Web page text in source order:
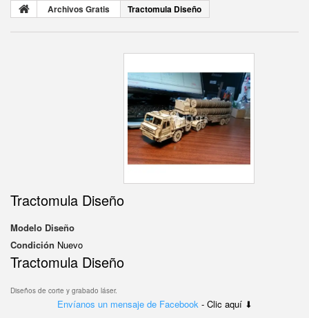
Archivos Gratis Tractomula Diseño
Tractomula Diseño
Modelo Diseño
Condición Nuevo
Tractomula Diseño
Diseños de corte y grabado láser.
Envíanos un mensaje de Facebook - Clic aquí ⬇